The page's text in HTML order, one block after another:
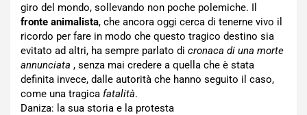
giro del mondo, sollevando non poche polemiche. Il
fronte animalista, che ancora oggi cerca di tenerne vivo il
ricordo per fare in modo che questo tragico destino sia
evitato ad altri, ha sempre parlato di cronaca di una morte
annunciata , senza mai credere a quella che è stata
definita invece, dalle autorità che hanno seguito il caso,
come una tragica fatalità.
Daniza: la sua storia e la protesta